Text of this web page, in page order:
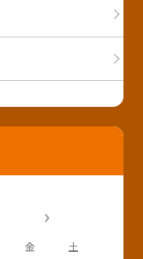
金 土